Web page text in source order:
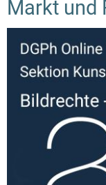
Markt und